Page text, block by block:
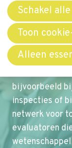
m
p
t
o
n
In 2020 startte
VIDE. Het
bijvoorbeeld
inspecties of
netwerk voor
evaluatoren
Schakel
Toon
Alleen